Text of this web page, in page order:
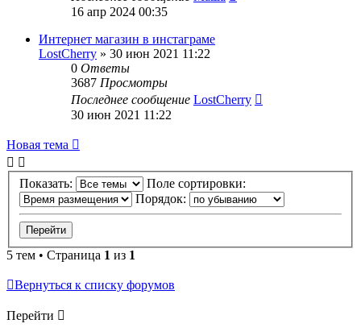
16 апр 2024 00:35
Интернет магазин в инстаграме
LostCherry » 30 июн 2021 11:22
0 Ответы
3687 Просмотры
Последнее сообщение LostCherry
30 июн 2021 11:22
Новая тема
Показать:
Поле сортировки:
Порядок:
5 тем • Страница 1 из 1
Вернуться к списку форумов
Перейти